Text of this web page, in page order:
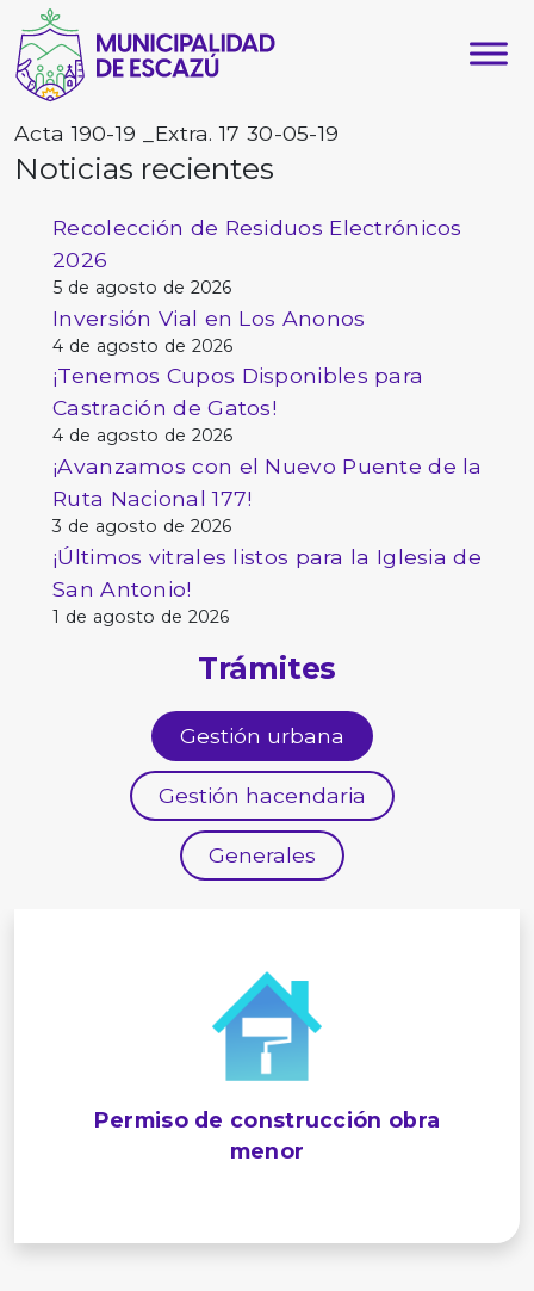
Acta 190-19 _Extra. 17 30-05-19
Noticias recientes
Recolección de Residuos Electrónicos
2026
5 de agosto de 2026
Inversión Vial en Los Anonos
4 de agosto de 2026
¡Tenemos Cupos Disponibles para
Castración de Gatos!
4 de agosto de 2026
¡Avanzamos con el Nuevo Puente de la
Ruta Nacional 177!
3 de agosto de 2026
¡Últimos vitrales listos para la Iglesia de
San Antonio!
1 de agosto de 2026
Trámites
Gestión urbana
Gestión hacendaria
Generales
Permiso de construcción obra
menor